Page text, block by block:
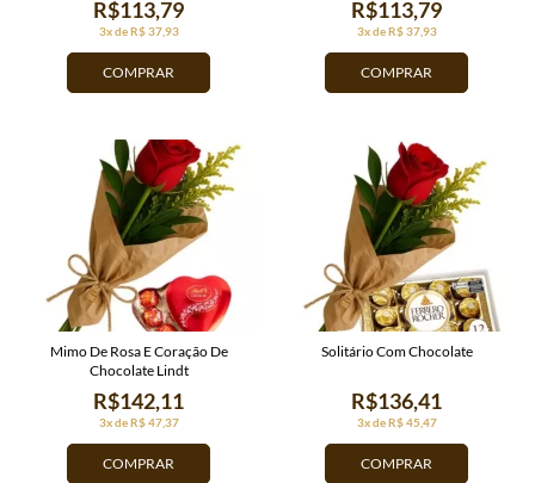
COMPRAR
3x de R$ 37,93
R$113,79
COMPRAR
3x de R$ 37,93
R$113,79
COMPRAR
3x de R$ 47,37
R$142,11
Mimo De Rosa E Coração De
Chocolate Lindt
COMPRAR
3x de R$ 45,47
R$136,41
Solitário Com Chocolate